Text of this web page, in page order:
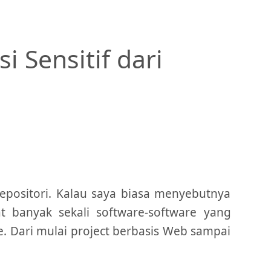
Sensitif dari
Kalau saya biasa menyebutnya
banyak sekali software-software yang
Dari mulai project berbasis Web sampai